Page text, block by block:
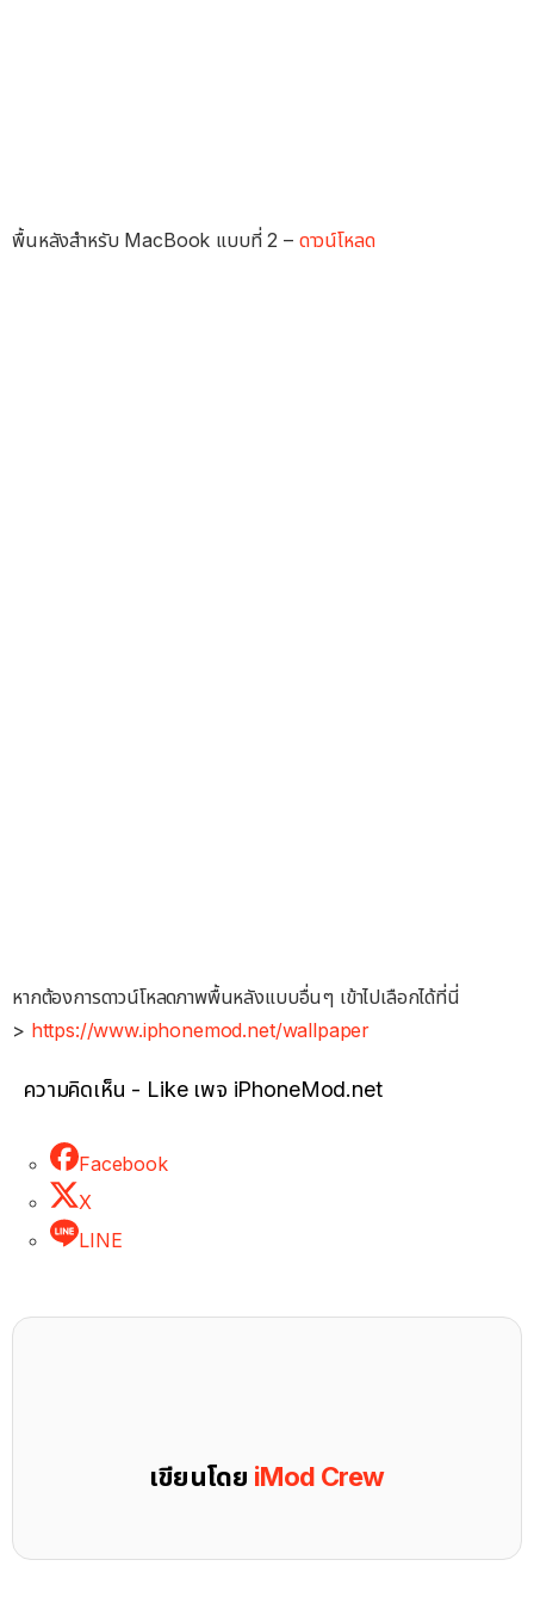
พื้นหลังสำหรับ MacBook แบบที่ 2 – ดาวน์โหลด
หากต้องการดาวน์โหลดภาพพื้นหลังแบบอื่นๆ เข้าไปเลือกได้ที่นี่
> https://www.iphonemod.net/wallpaper
ความคิดเห็น - Like เพจ iPhoneMod.net
Facebook
X
LINE
เขียนโดย iMod Crew